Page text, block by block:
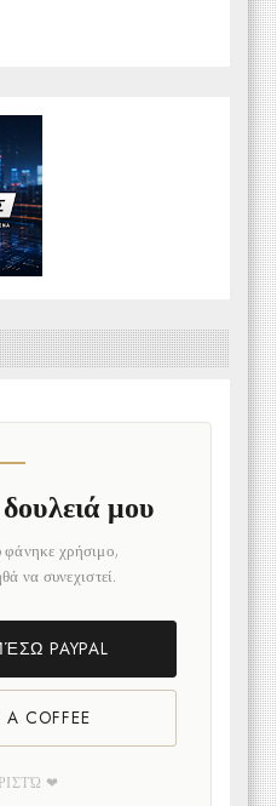
μου
χρήσιμο,
να συνεχιστεί.
PAYPAL
A COFFEE
❤